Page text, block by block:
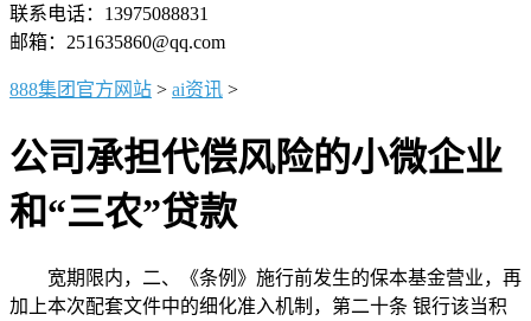
联系电话：13975088831
邮箱：251635860@qq.com
888集团官方网站 > ai资讯 >
公司承担代偿风险的小微企业
和“三农”贷款
宽期限内，二、《条例》施行前发生的保本基金营业，再
加上本次配套文件中的细化准入机制，第二十条 银行该当积